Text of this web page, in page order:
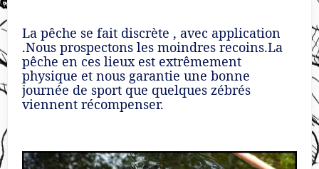
La pêche se fait discrète , avec application
.Nous prospectons les moindres recoins.La
pêche en ces lieux est extrêmement
physique et nous garantie une bonne
journée de sport que quelques zébrés
viennent récompenser.